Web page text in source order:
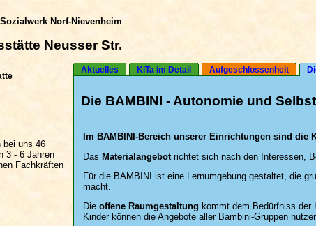
Norf-Nievenheim
Neusser Str.
Aktuelles KiTa im Detail Aufgeschlossenheit
Die BAMBINI - Autonomie und
Im BAMBINI-Bereich unserer Einrichtungen sind die
Das Materialangebot richtet sich nach den Interessen,
Für die BAMBINI ist eine Lernumgebung gestaltet, die
macht.
Die offene Raumgestaltung kommt dem Bedürfniss der
Kinder können die Angebote aller Bambini-Gruppen
bei uns 46
3 - 6 Jahren
Fachkräften